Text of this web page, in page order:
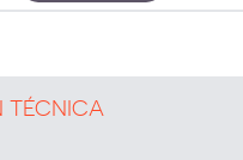
TÉCNICA